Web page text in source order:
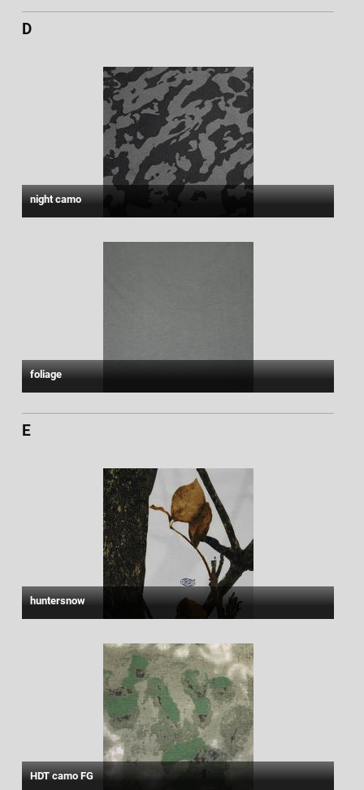
D
night camo
foliage
E
huntersnow
HDT camo FG